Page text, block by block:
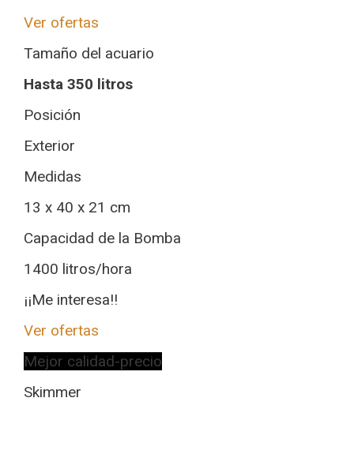
Ver ofertas
Tamaño del acuario
Hasta 350 litros
Posición
Exterior
Medidas
13 x 40 x 21 cm
Capacidad de la Bomba
1400 litros/hora
¡¡Me interesa!!
Ver ofertas
Mejor calidad-precio
Skimmer